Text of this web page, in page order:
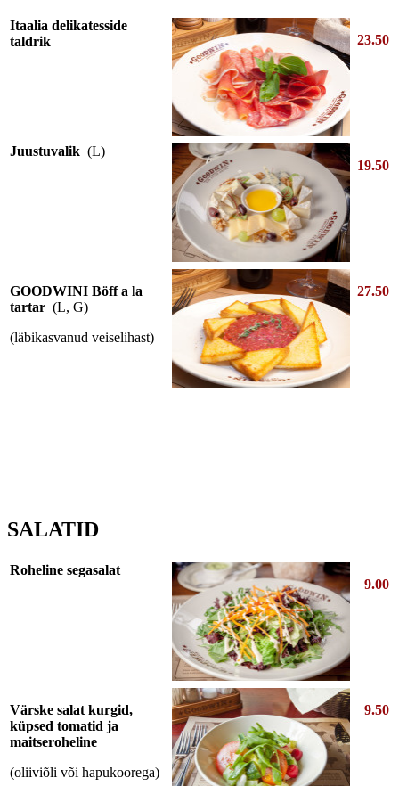
Itaalia delikatesside
taldrik
23.50
Juustuvalik (L)
19.50
GOODWINI Böff a la
tartar (L, G)
(läbikasvanud veiselihast)
27.50
SALATID
Roheline segasalat
9.00
Värske salat kurgid,
küpsed tomatid ja
maitseroheline
(oliiviõli või hapukoorega)
9.50